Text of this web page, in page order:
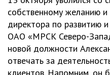
собственному желанию и
директора по развитию
ОАО «МРСК Северо-
новой должности
отвечать за